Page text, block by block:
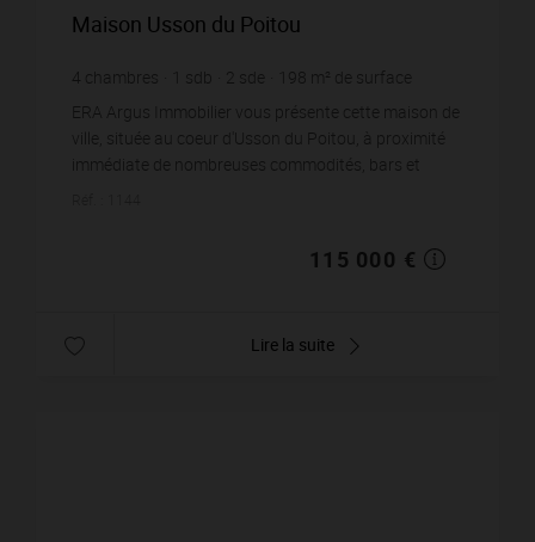
Maison Usson du Poitou
4 chambres sdb 2 sde 198 m² de surface
239
ERA Argus Immobilier vous présente cette maison de
ville, située au coeur d'Usson du Poitou, à proximité
immédiate de nombreuses commodités, bars et
115 000 €
Lire la suite